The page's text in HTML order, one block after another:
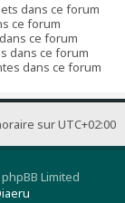
dans ce forum
ce forum
ce forum
dans ce forum
dans ce forum
surUTC+02:00
Limited